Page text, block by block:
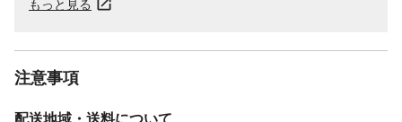
もっと見る
注意事項
配送地域・送料について